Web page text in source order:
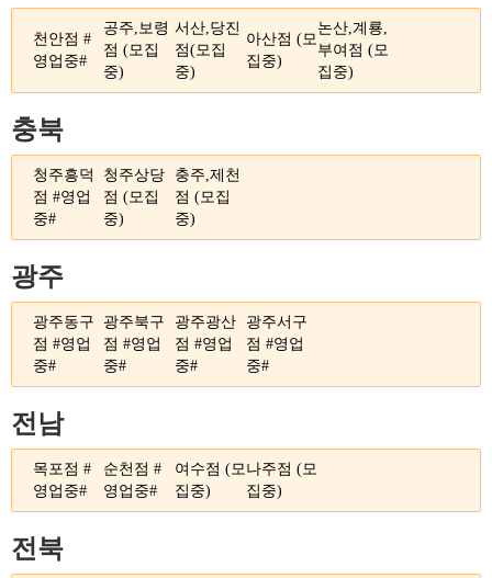
천안점 #
영업중#
공주,보령
점 (모집
중)
서산,당진
점(모집
중)
아산점 (모
집중)
논산,계룡,
부여점 (모
집중)
충북
청주흥덕
점 #영업
중#
청주상당
점 (모집
중)
충주,제천
점 (모집
중)
광주
광주동구
점 #영업
중#
광주북구
점 #영업
중#
광주광산
점 #영업
중#
광주서구
점 #영업
중#
전남
목포점 #
영업중#
순천점 #
영업중#
여수점 (모
집중)
나주점 (모
집중)
전북